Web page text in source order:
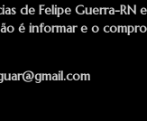
de Felipe Guerra-RN
é informar e o